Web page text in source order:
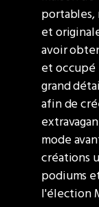
portables,
et
avoir
et
grand
afin de
mode
créations
podiums
l'élection